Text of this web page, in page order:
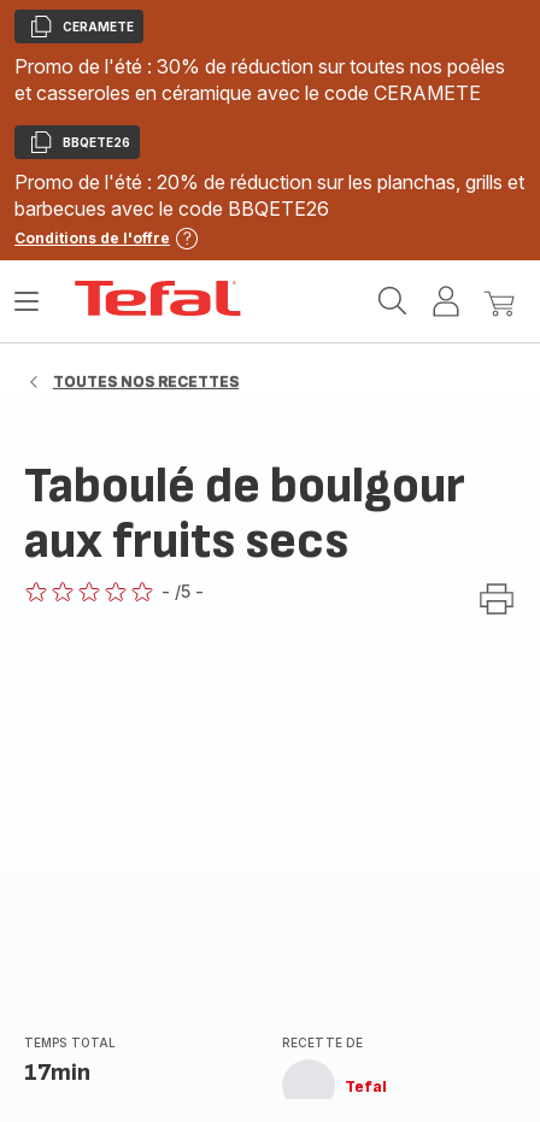
Copier
CERAMETE
Promo de l'été : 30% de réduction sur toutes nos poêles
et casseroles en céramique avec le code CERAMETE
Copier
BBQETE26
Promo de l'été : 20% de réduction sur les planchas, grills et
barbecues avec le code BBQETE26
Conditions de l'offre
MonMon
Ouvrir
TOUTES NOS RECETTES
Taboulé de boulgour
aux fruits secs
- /5 -
TEMPS TOTAL
17min
RECETTE DE
Tefal